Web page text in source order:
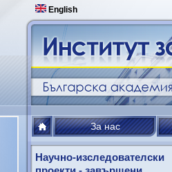
English
За нас
Научно-изследователски